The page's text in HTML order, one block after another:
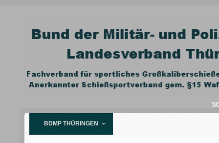
BDMP THÜRINGEN